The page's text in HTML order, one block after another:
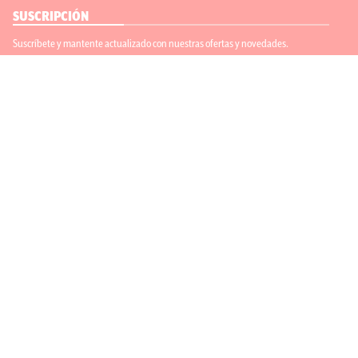
SUSCRIPCIÓN
Suscríbete y mantente actualizado con nuestras ofertas y novedades.